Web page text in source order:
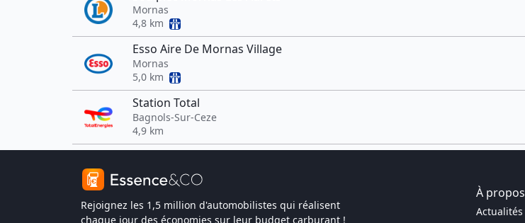
Mornas
4,8 km
Esso Aire De Mornas Village
Mornas
5,0 km
Station Total
Bagnols-Sur-Ceze
4,9 km
Rejoignez les 1,5 million d'automobilistes qui réalisent
chaque jour des économies sur leur budget carburant !
À propos
Actualités